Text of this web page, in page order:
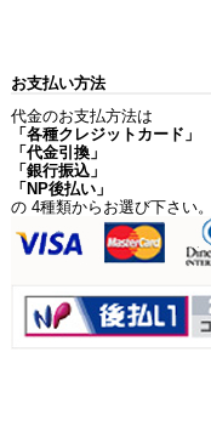
お支払い方法
代金のお支払方法は
「各種クレジットカード」
「代金引換」
「銀行振込」
「NP後払い」
の 4種類からお選び下さい。